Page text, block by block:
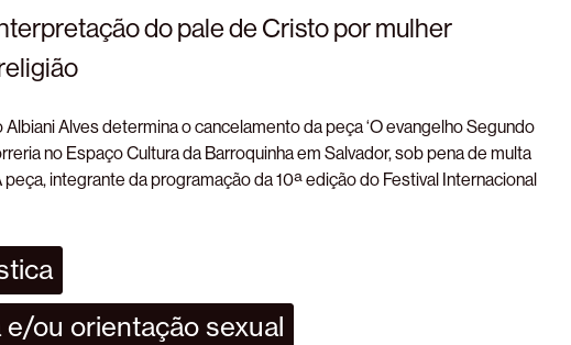
do pale de Cristo por mulher
Albiani Alves determina o cancelamento da peça ‘O evangelho Segundo
no Espaço Cultura da Barroquinha em Salvador, sob pena de multa
peça, integrante da programação da 10ª edição do Festival Internacional
ou orientação sexual